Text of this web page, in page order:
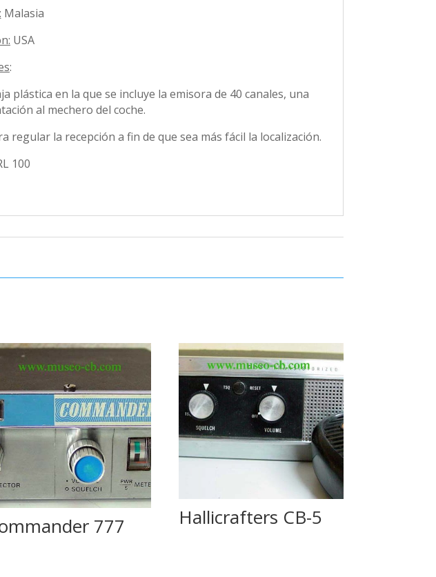
Malasia
USA
:
plástica en la que se incluye la emisora de 40 canales, una
al mechero del coche.
la recepción a fin de que sea más fácil la localización.
100
777 Hallicrafters CB-5